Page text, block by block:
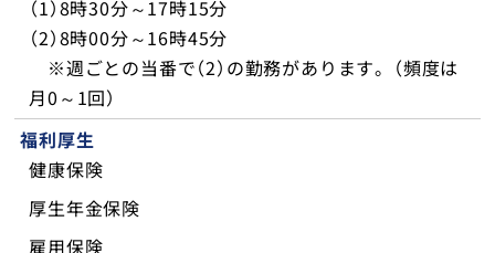
（1）8時30分～17時15分
（2）8時00分～16時45分
※週ごとの当番で（2）の勤務があります。（頻度は
月0～1回）
福利厚生
健康保険
厚生年金保険
雇用保険